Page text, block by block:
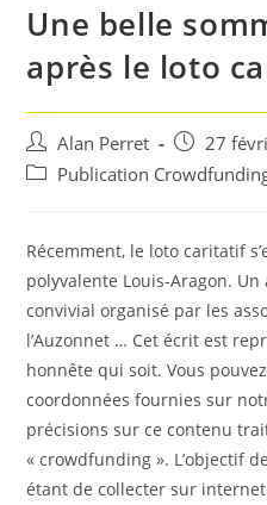
Une belle
après le loto
Auteur/autrice
de
Alan Perret
Post
published:
27
PostPublication
Récemment, le loto caritatif
polyvalente Louis-Aragon.
convivial organisé par les
l’Auzonnet … Cet écrit est
honnête qui soit. Vous
coordonnées fournies sur
précisions sur ce contenu
« crowdfunding ». L’objectif
étant de collecter sur